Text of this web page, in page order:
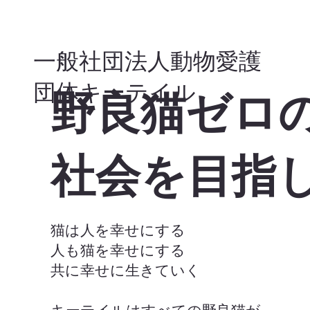
一般社団法人動物愛護
団体キーテイル
野良猫ゼロ
社会を目指
猫は人を幸せにする
人も猫を幸せにする
共に幸せに生きていく